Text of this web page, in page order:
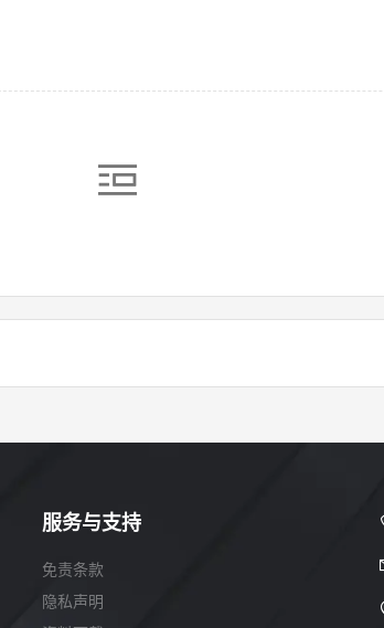
服务与支持
免责条款
隐私声明